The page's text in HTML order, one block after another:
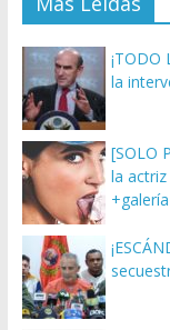
¡TODO
la
[SOLO
la